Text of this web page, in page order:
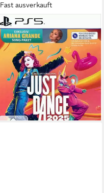
Fast ausverkauft
UBISOFT
Just Dance 2025 (CIAB)
Playstation 5 Plattform
ab 0 Jahren USK-Freigabe
UBISOFT EMEA Publisher
39,90 €
lieferbar - in 4-5 Werktagen bei dir